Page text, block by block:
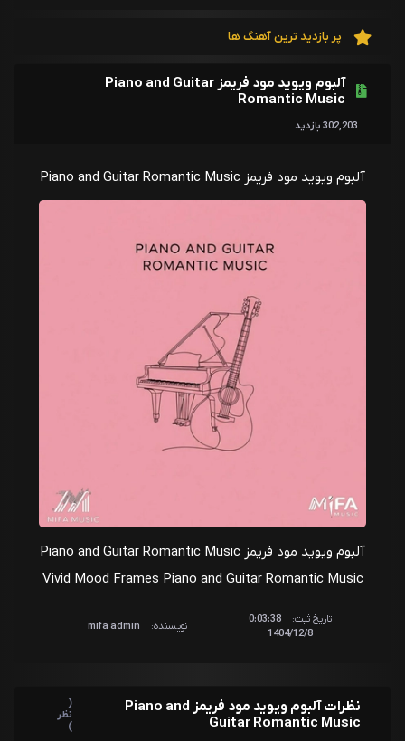
آلبوم ویوید مود فریمز Piano and Guitar
Romantic Music
302,203 بازدید
آلبوم ویوید مود فریمز Piano and Guitar Romantic Music
آلبوم ویوید مود فریمز Piano and Guitar Romantic Music
Vivid Mood Frames Piano and Guitar Romantic Music
تاریخ ثبت:
0:03:38
1404/12/8
نویسنده: mifa admin
نظرات آلبوم ویوید مود فریمز Piano and
Guitar Romantic Music
(
نظر
)
پر بازدید ترین آهنگ ها